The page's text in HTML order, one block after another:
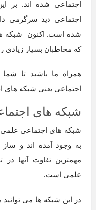
اجتماعی شده اند. بر
اجتماعی دید سرگرمی
شده است. اکنون شبکه
که مخاطبان بسیار
همراه ما باشید تا
اجتماعی یعنی شبکه های
شبکه های
شبکه های اجتماعی علمی
به وجود آمده اند و
مهمترین تفاوت آنها
علمی است.
در این شبکه ها می